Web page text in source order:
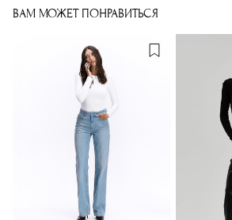
ВАМ МОЖЕТ ПОНРАВИТЬСЯ